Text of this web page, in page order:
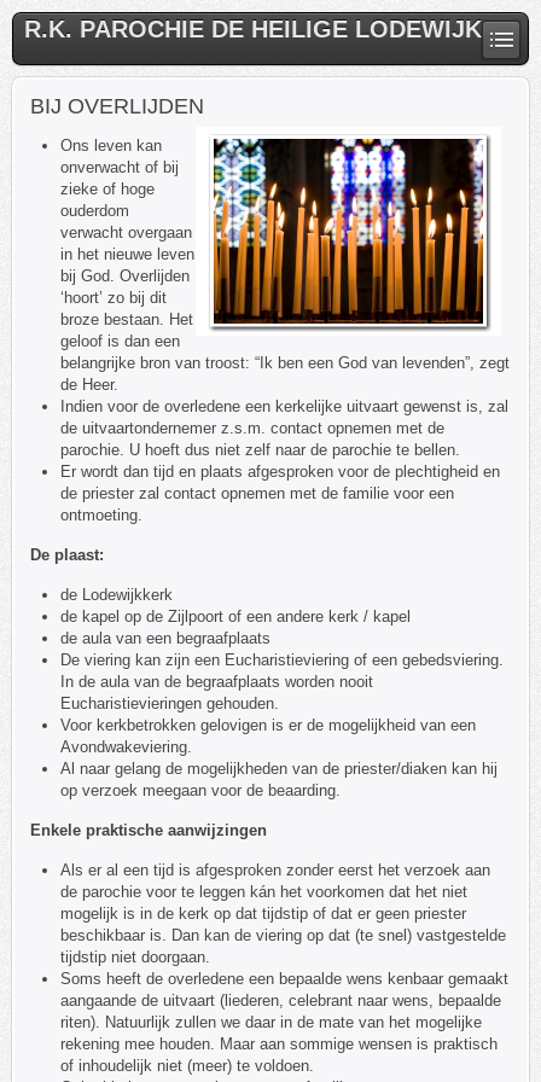
R.K. PAROCHIE DE HEILIGE LODEWIJK
BIJ OVERLIJDEN
Ons leven kan
onverwacht of bij
zieke of hoge
ouderdom
verwacht overgaan
in het nieuwe leven
bij God. Overlijden
‘hoort’ zo bij dit
broze bestaan. Het
geloof is dan een
belangrijke bron van troost: “Ik ben een God van levenden”, zegt
de Heer.
Indien voor de overledene een kerkelijke uitvaart gewenst is, zal
de uitvaartondernemer z.s.m. contact opnemen met de
parochie. U hoeft dus niet zelf naar de parochie te bellen.
Er wordt dan tijd en plaats afgesproken voor de plechtigheid en
de priester zal contact opnemen met de familie voor een
ontmoeting.
De plaast:
de Lodewijkkerk
de kapel op de Zijlpoort of een andere kerk / kapel
de aula van een begraafplaats
De viering kan zijn een Eucharistieviering of een gebedsviering.
In de aula van de begraafplaats worden nooit
Eucharistievieringen gehouden.
Voor kerkbetrokken gelovigen is er de mogelijkheid van een
Avondwakeviering.
Al naar gelang de mogelijkheden van de priester/diaken kan hij
op verzoek meegaan voor de beaarding.
Enkele praktische aanwijzingen
Als er al een tijd is afgesproken zonder eerst het verzoek aan
de parochie voor te leggen kán het voorkomen dat het niet
mogelijk is in de kerk op dat tijdstip of dat er geen priester
beschikbaar is. Dan kan de viering op dat (te snel) vastgestelde
tijdstip niet doorgaan.
Soms heeft de overledene een bepaalde wens kenbaar gemaakt
aangaande de uitvaart (liederen, celebrant naar wens, bepaalde
riten). Natuurlijk zullen we daar in de mate van het mogelijke
rekening mee houden. Maar aan sommige wensen is praktisch
of inhoudelijk niet (meer) te voldoen.